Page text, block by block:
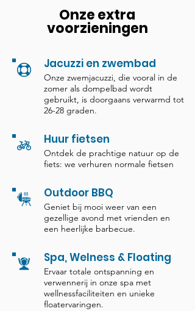
Onze extra
voorzieningen
Jacuzzi en zwembad
Onze zwemjacuzzi, die vooral in de
zomer als dompelbad wordt
gebruikt, is doorgaans verwarmd tot
26-28 graden.
Huur fietsen
Ontdek de prachtige natuur op de
fiets: we verhuren normale fietsen
Outdoor BBQ
Geniet bij mooi weer van een
gezellige avond met vrienden en
een heerlijke barbecue.
Spa, Welness & Floating
Ervaar totale ontspanning en
verwennerij in onze spa met
wellnessfaciliteiten en unieke
floatervaringen.